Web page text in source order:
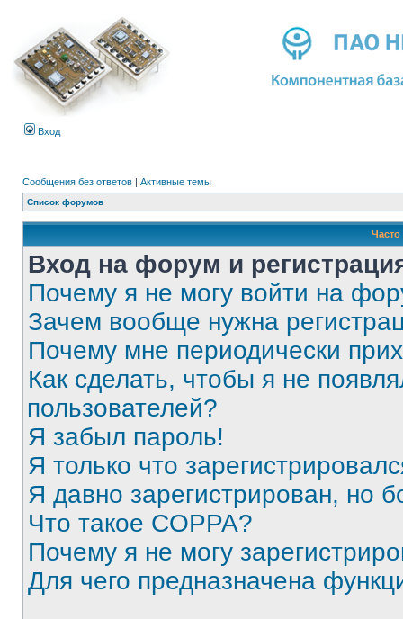
Вход
Сообщения без ответов | Активные темы
Список форумов
Вход на форум и
Почему я не могу войти на
Зачем вообще нужна
Почему мне периодически
Как сделать, чтобы я не
пользователей?
Я забыл пароль!
Я только что
Я давно зарегистрирован, но
Что такое COPPA?
Почему я не могу
Для чего предназначена